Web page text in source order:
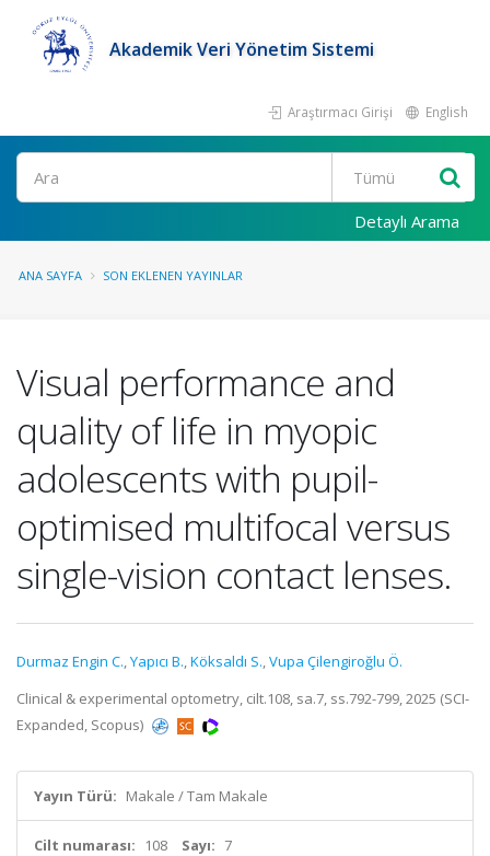
Akademik Veri Yönetim Sistemi
Araştırmacı Girişi English
Ara
Detaylı Arama
ANA SAYFA SON EKLENEN YAYINLAR
Visual performance and
quality of life in myopic
adolescents with pupil-
optimised multifocal versus
single-vision contact lenses.
Durmaz Engin C.,Yapıcı B.,Köksaldı S.,Vupa Çilengiroğlu Ö.
Clinical & experimental optometry, cilt.108, sa.7, ss.792-799, 2025 (SCI-
Expanded, Scopus)
Yayın Türü: Makale / Tam Makale
Cilt numarası: 108 Sayı: 7